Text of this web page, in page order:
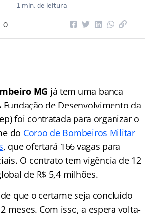
1 min. de leitura
0
MG já tem uma banca
Fundação de Desenvolvimento da
foi contratada para organizar o
do Corpo de Bombeiros Militar
, que ofertará 166 vagas para
O contrato tem vigência de 12
de R$ 5,4 milhões.
que o certame seja concluído
meses. Com isso, a espera volta-